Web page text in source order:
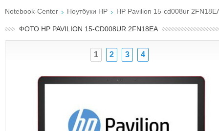
Notebook-Center Ноутбуки HP HP Pavilion 15-cd008ur
ФОТО HP PAVILION 15-CD008UR 2FN18EA
1 2 3 4